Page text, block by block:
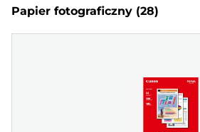
Papier fotograficzny (28)